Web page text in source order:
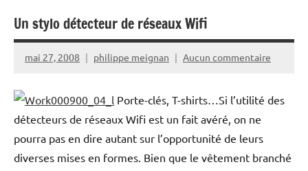
Un stylo détecteur de réseaux Wifi
mai 27, 2008 philippe meignan Aucun commentaire
Porte-clés, T-shirts…Si l’utilité des
détecteurs de réseaux Wifi est un fait avéré, on ne
pourra pas en dire autant sur l’opportunité de leurs
diverses mises en formes. Bien que le vêtement branché